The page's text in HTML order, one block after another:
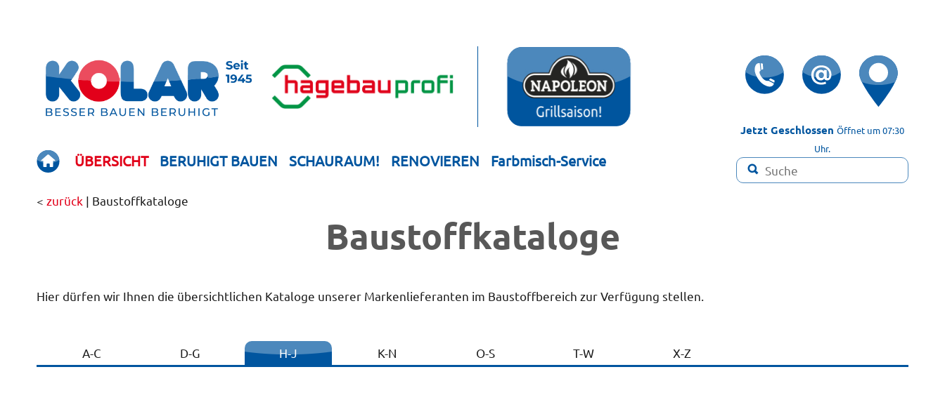
Jetzt Geschlossen Öffnet um 07:30
Uhr.

ÜBERSICHT BERUHIGT BAUEN SCHAURAUM! RENOVIEREN Farbmisch-Service
< zurück | Baustoff­kataloge
Bau­stoff­­ka­ta­loge
Hier dürfen wir Ihnen die übersichtlichen Kataloge unserer Markenlieferanten im Baustoffbereich zur Verfügung stellen.
A-C D-G H-J K-N O-S T-W X-Z